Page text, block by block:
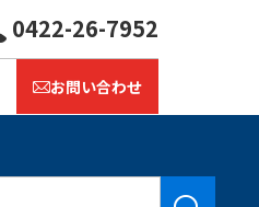
お問い合わせ
0422-26-7952